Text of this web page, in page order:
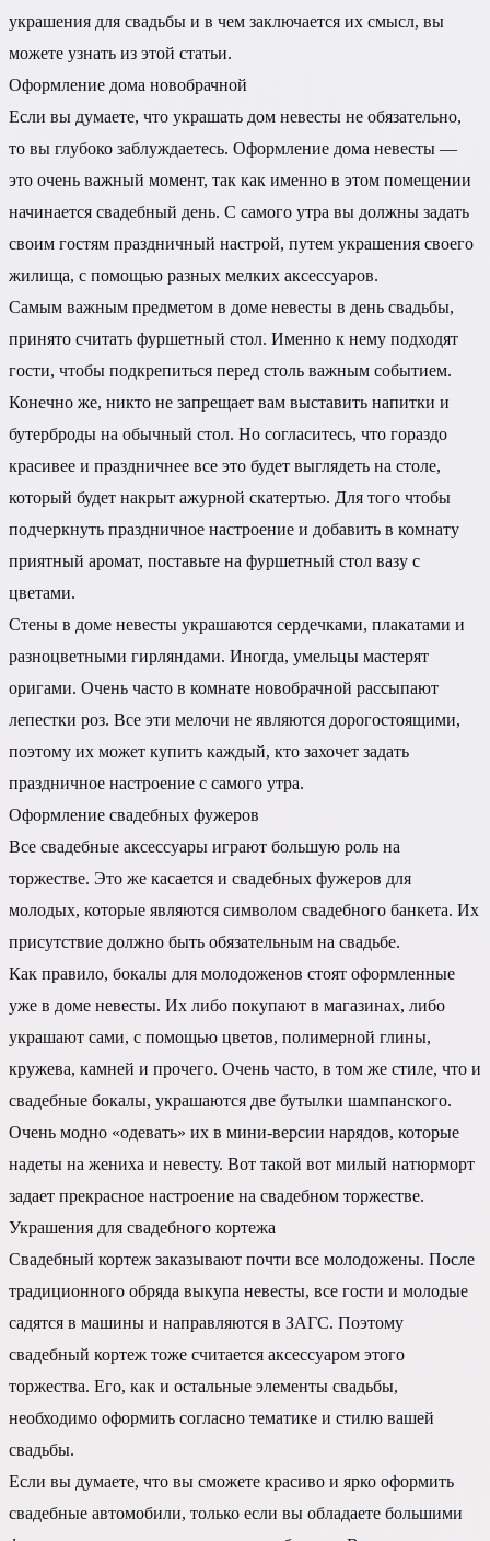
украшения для свадьбы и в чем заключается их смысл, вы
можете узнать из этой статьи.
Оформление дома новобрачной
Если вы думаете, что украшать дом невесты не обязательно,
то вы глубоко заблуждаетесь. Оформление дома невесты —
это очень важный момент, так как именно в этом помещении
начинается свадебный день. С самого утра вы должны задать
своим гостям праздничный настрой, путем украшения своего
жилища, с помощью разных мелких аксессуаров.
Самым важным предметом в доме невесты в день свадьбы,
принято считать фуршетный стол. Именно к нему подходят
гости, чтобы подкрепиться перед столь важным событием.
Конечно же, никто не запрещает вам выставить напитки и
бутерброды на обычный стол. Но согласитесь, что гораздо
красивее и праздничнее все это будет выглядеть на столе,
который будет накрыт ажурной скатертью. Для того чтобы
подчеркнуть праздничное настроение и добавить в комнату
приятный аромат, поставьте на фуршетный стол вазу с
цветами.
Стены в доме невесты украшаются сердечками, плакатами и
разноцветными гирляндами. Иногда, умельцы мастерят
оригами. Очень часто в комнате новобрачной рассыпают
лепестки роз. Все эти мелочи не являются дорогостоящими,
поэтому их может купить каждый, кто захочет задать
праздничное настроение с самого утра.
Оформление свадебных фужеров
Все свадебные аксессуары играют большую роль на
торжестве. Это же касается и свадебных фужеров для
молодых, которые являются символом свадебного банкета. Их
присутствие должно быть обязательным на свадьбе.
Как правило, бокалы для молодоженов стоят оформленные
уже в доме невесты. Их либо покупают в магазинах, либо
украшают сами, с помощью цветов, полимерной глины,
кружева, камней и прочего. Очень часто, в том же стиле, что и
свадебные бокалы, украшаются две бутылки шампанского.
Очень модно «одевать» их в мини-версии нарядов, которые
надеты на жениха и невесту. Вот такой вот милый натюрморт
задает прекрасное настроение на свадебном торжестве.
Украшения для свадебного кортежа
Свадебный кортеж заказывают почти все молодожены. После
традиционного обряда выкупа невесты, все гости и молодые
садятся в машины и направляются в ЗАГС. Поэтому
свадебный кортеж тоже считается аксессуаром этого
торжества. Его, как и остальные элементы свадьбы,
необходимо оформить согласно тематике и стилю вашей
свадьбы.
Если вы думаете, что вы сможете красиво и ярко оформить
свадебные автомобили, только если вы обладаете большими